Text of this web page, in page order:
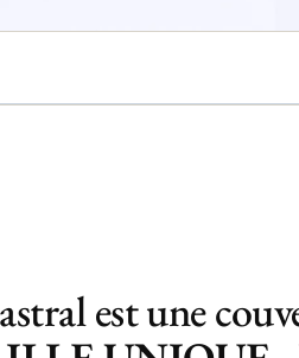
est une